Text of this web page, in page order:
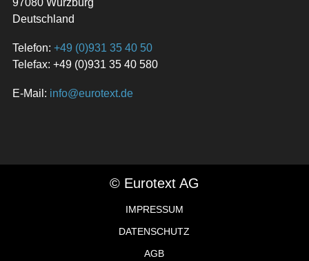
97080 Würzburg
Deutschland
Telefon: +49 (0)931 35 40 50
Telefax: +49 (0)931 35 40 580
E-Mail: info@eurotext.de
© Eurotext AG
IMPRESSUM
DATENSCHUTZ
AGB